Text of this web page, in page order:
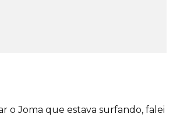
o Joma que estava surfando, falei